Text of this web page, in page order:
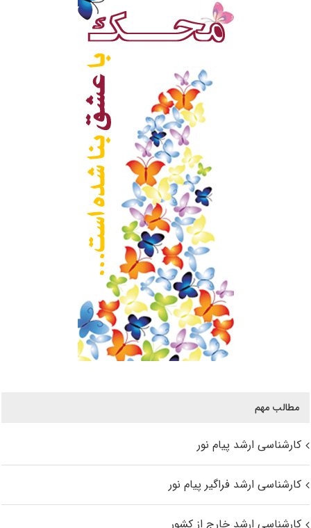
مطالب مهم
کارشناسی ارشد پیام نور
کارشناسی ارشد فراگیر پیام نور
کارشناسی ارشد خارج از کشور